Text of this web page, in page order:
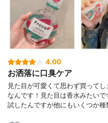
4.00
お洒落に口臭ケア
見た目が可愛くて思わず買って
なんです！見た目は香水みたい
試したんですが他にもいくつか